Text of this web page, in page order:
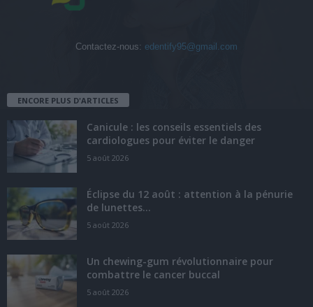
Contactez-nous: edentify95@gmail.com
ENCORE PLUS D'ARTICLES
Canicule : les conseils essentiels des
cardiologues pour éviter le danger
5 août 2026
Éclipse du 12 août : attention à la pénurie
de lunettes...
5 août 2026
Un chewing-gum révolutionnaire pour
combattre le cancer buccal
5 août 2026